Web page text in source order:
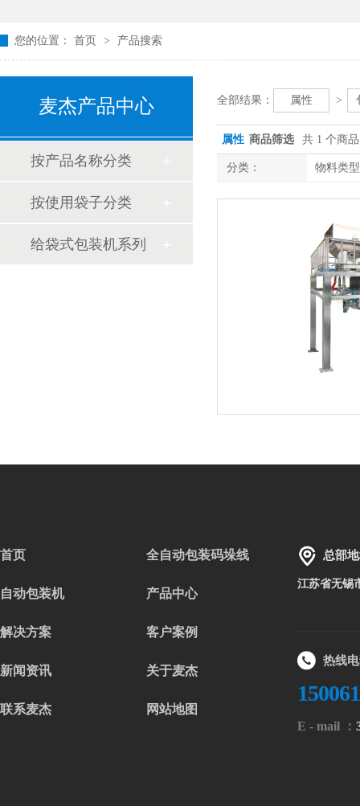
您的位置： 首页 > 产品搜索
麦杰产品中心
按产品名称分类
按使用袋子分类
给袋式包装机系列
全部结果： 属性 >
属性 商品筛选 共 1 个商品
分类： 物料类型
首页 全自动包装码垛线
自动包装机 产品中心
解决方案 客户案例
新闻资讯 关于麦杰
联系麦杰 网站地图
总部
江苏省无锡
热线
E - mail ：